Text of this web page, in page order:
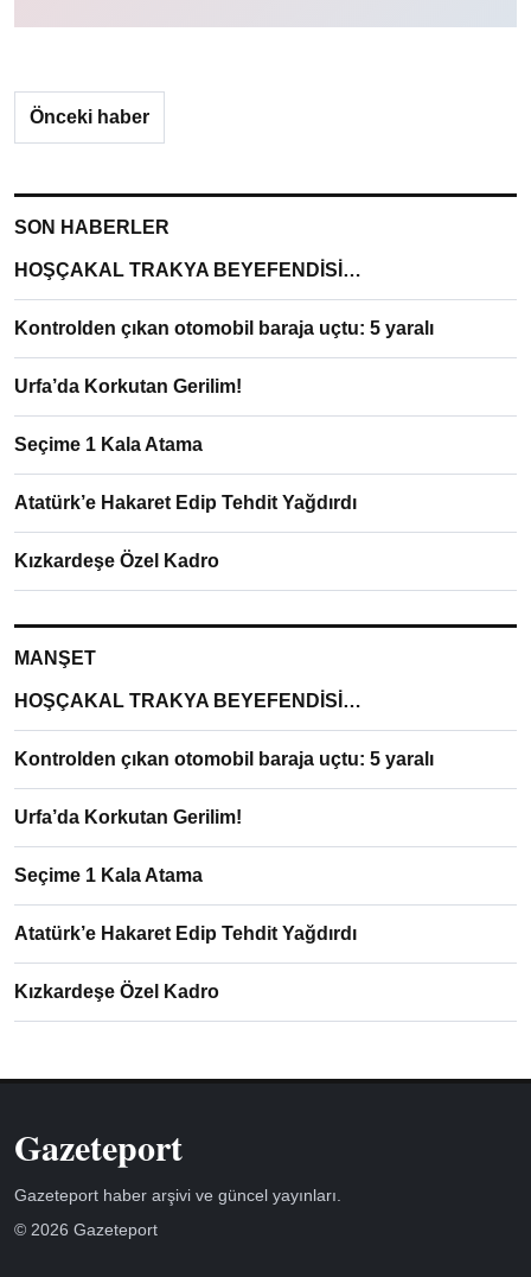
Önceki haber
SON HABERLER
HOŞÇAKAL TRAKYA BEYEFENDİSİ…
Kontrolden çıkan otomobil baraja uçtu: 5 yaralı
Urfa’da Korkutan Gerilim!
Seçime 1 Kala Atama
Atatürk’e Hakaret Edip Tehdit Yağdırdı
Kızkardeşe Özel Kadro
MANŞET
HOŞÇAKAL TRAKYA BEYEFENDİSİ…
Kontrolden çıkan otomobil baraja uçtu: 5 yaralı
Urfa’da Korkutan Gerilim!
Seçime 1 Kala Atama
Atatürk’e Hakaret Edip Tehdit Yağdırdı
Kızkardeşe Özel Kadro
Gazeteport
Gazeteport haber arşivi ve güncel yayınları.
© 2026 Gazeteport